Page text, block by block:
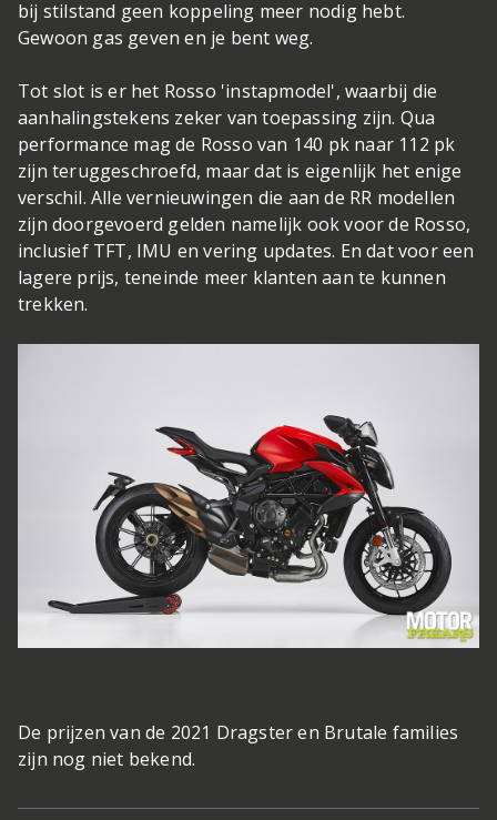
bij stilstand geen koppeling meer nodig hebt.
Gewoon gas geven en je bent weg.
Tot slot is er het Rosso 'instapmodel', waarbij die
aanhalingstekens zeker van toepassing zijn. Qua
performance mag de Rosso van 140 pk naar 112 pk
zijn teruggeschroefd, maar dat is eigenlijk het enige
verschil. Alle vernieuwingen die aan de RR modellen
zijn doorgevoerd gelden namelijk ook voor de Rosso,
inclusief TFT, IMU en vering updates. En dat voor een
lagere prijs, teneinde meer klanten aan te kunnen
trekken.
De prijzen van de 2021 Dragster en Brutale families
zijn nog niet bekend.